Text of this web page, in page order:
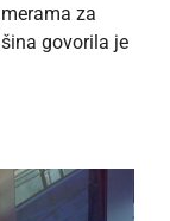
za
govorila je